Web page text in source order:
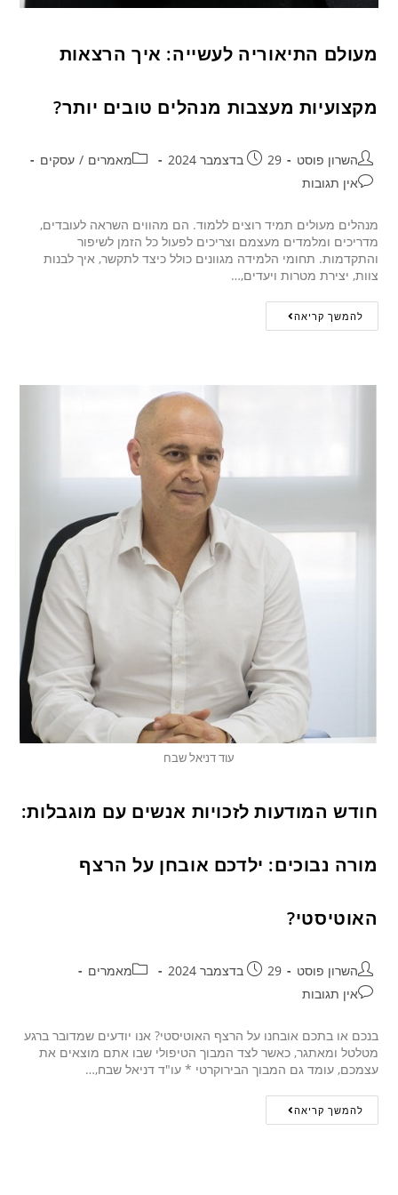
מעולם התיאוריה לעשייה: איך הרצאות
מקצועיות מעצבות מנהלים טובים יותר?
השרון פוסט 29 בדצמבר 2024 מאמרים / עסקים
אין תגובות
מנהלים מעולים תמיד רוצים ללמוד. הם מהווים השראה לעובדים,
מדריכים ומלמדים מעצמם וצריכים לפעול כל הזמן לשיפור
והתקדמות. תחומי הלמידה מגוונים כולל כיצד לתקשר, איך לבנות
צוות, יצירת מטרות ויעדים,…
להמשך קריאה
עוד דניאל שבח
חודש המודעות לזכויות אנשים עם מוגבלות:
מורה נבוכים: ילדכם אובחן על הרצף
האוטיסטי?
השרון פוסט 29 בדצמבר 2024
מאמרים
אין תגובות
בנכם או בתכם אובחנו על הרצף האוטיסטי? אנו יודעים שמדובר ברגע
מטלטל ומאתגר, כאשר לצד המבוך הטיפולי שבו אתם מוצאים את
עצמכם, עומד גם המבוך הבירוקרטי * עו"ד דניאל שבח,…
להמשך קריאה